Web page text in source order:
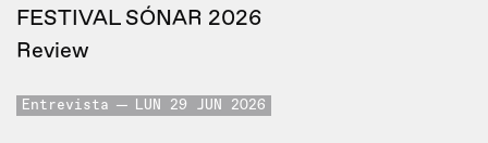
FESTIVAL SÓNAR 2026
Review
Entrevista LUN 29 JUN 2026